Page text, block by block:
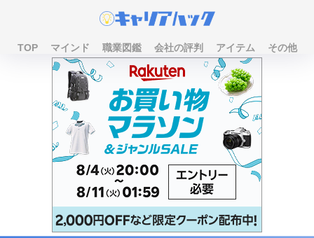
TOP マインド 職業図鑑 会社の評判 アイテム その他